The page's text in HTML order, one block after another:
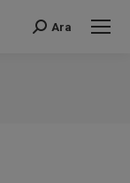
Search:
Ara